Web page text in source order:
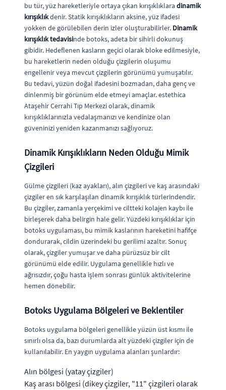
bu tür, yüz hareketleriyle ortaya çıkan kırışıklıklara dinamik
kırışıklıkdenir. Statik kırışıklıkların aksine, yüz ifadesi
yokken de görülebilen derin izler oluşturabilirler. Dinamik
kırışıklık tedavisinde botoks, adeta bir sihirli dokunuş
gibidir. Hedeflenen kasların geçici olarak bloke edilmesiyle,
bu hareketlerin neden olduğu çizgilerin oluşumu
engellenir veya mevcut çizgilerin görünümü yumuşatılır.
Bu tedavi, yüzün doğal ifadesini bozmadan, daha genç ve
dinlenmiş bir görünüm elde etmeyi amaçlar. estethica
Ataşehir Cerrahi Tıp Merkezi olarak, dinamik
kırışıklıklarınızla vedalaşmanızı ve kendinize olan
güveninizi yeniden kazanmanızı sağlıyoruz.
Dinamik Kırışıklıkların Neden Olduğu Mimik
Çizgileri
Gülme çizgileri (kaz ayakları), alın çizgileri ve kaş arasındaki
çizgiler en sık karşılaşılan dinamik kırışıklık türlerindendir.
Bu çizgiler, zamanla yerçekimi ve ciltteki kolajen kaybı ile
birleşerek daha belirgin hale gelir. Yüzdeki kırışıklıklar için
botoks uygulaması, bu mimik kaslarının hareketini hafifçe
dondurarak, cildin üzerindeki bu gerilimi azaltır. Sonuç
olarak, çizgiler yumuşar ve daha pürüzsüz bir cilt
görünümü elde edilir. Uygulama genellikle hızlı ve
ağrısızdır, çoğu hasta işlem sonrası günlük aktivitelerine
hemen dönebilir.
Botoks Uygulama Bölgeleri ve Beklentiler
Botoks uygulama bölgeleri genellikle yüzün üst kısmı ile
sınırlı olsa da, bazı durumlarda alt yüzdeki çizgiler için de
kullanılabilir. En yaygın uygulama alanları şunlardır:
Alın bölgesi (yatay çizgiler)
Kaş arası bölgesi (dikey çizgiler, "11" çizgileri olarak